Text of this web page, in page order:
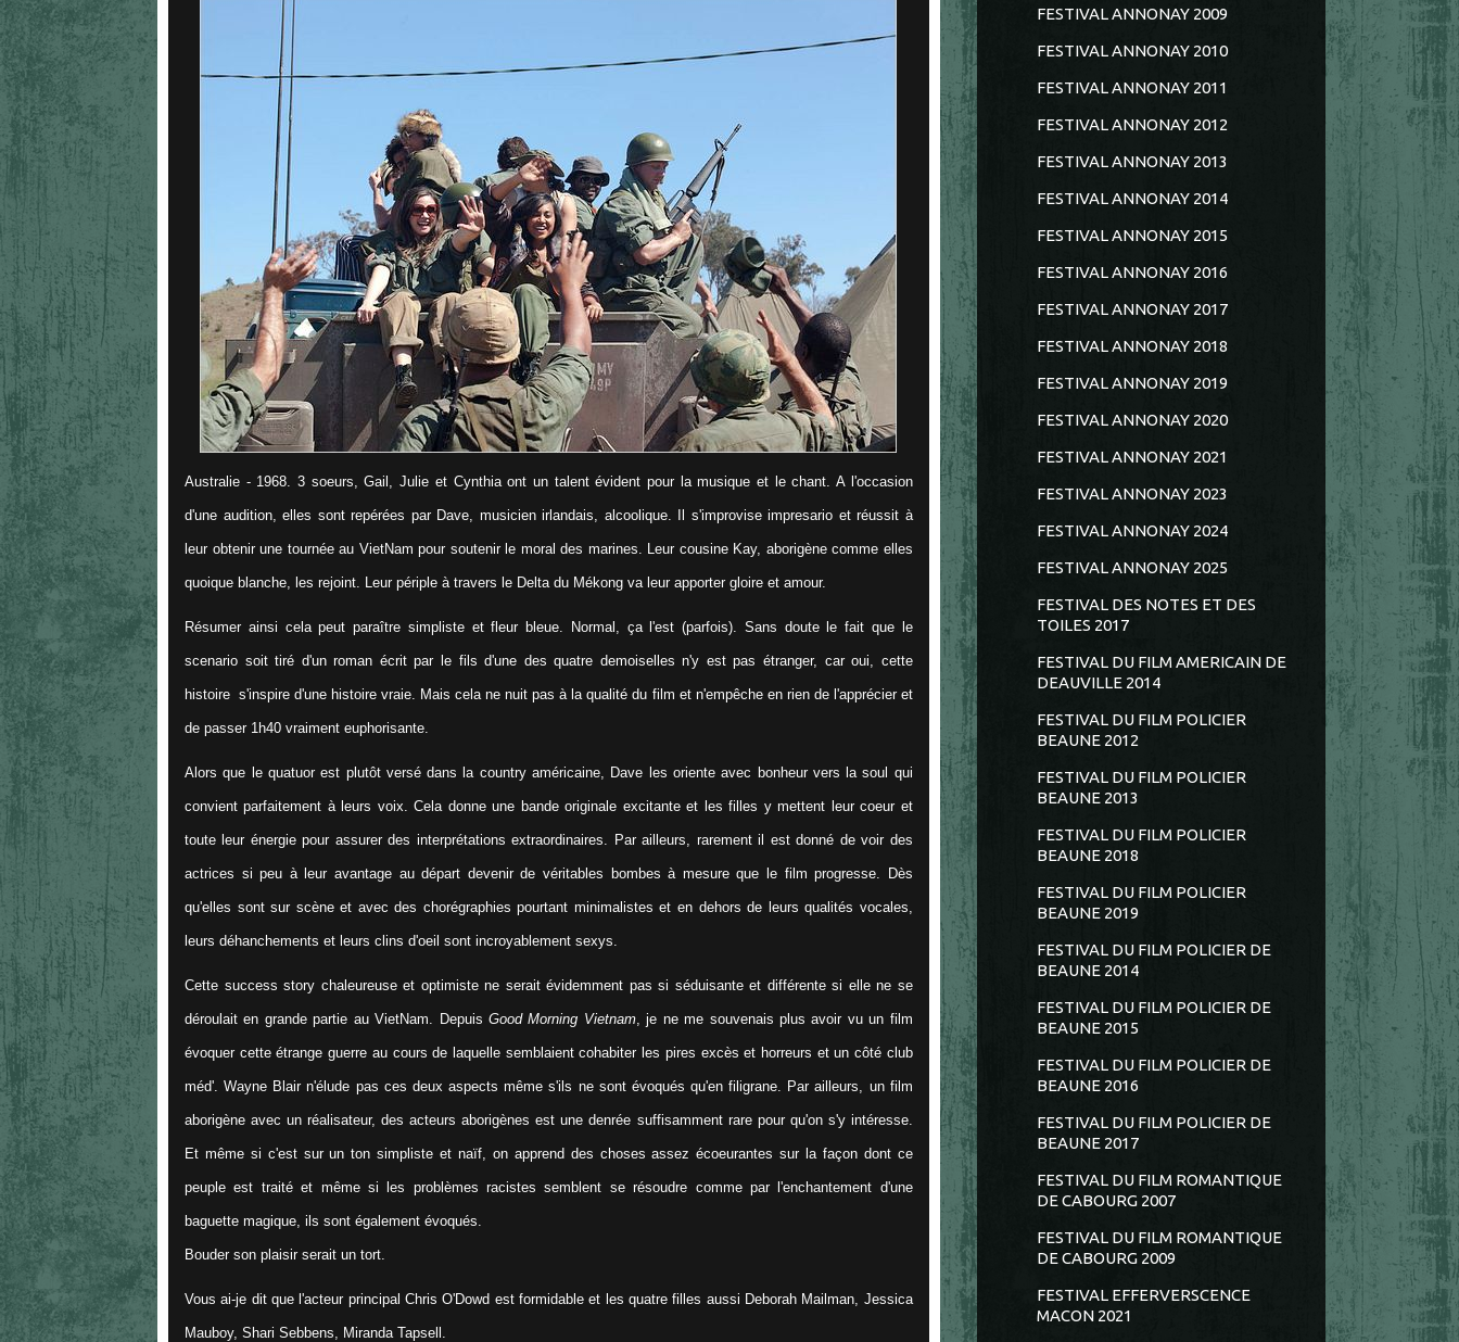
Australie - 1968. 3 soeurs, Gail, Julie et Cynthia ont un talent évident pour la musique et le chant. A l'occasion
d'une audition, elles sont repérées par Dave, musicien irlandais, alcoolique. Il s'improvise impresario et réussit à
leur obtenir une tournée au VietNam pour soutenir le moral des marines. Leur cousine Kay, aborigène comme elles
quoique blanche, les rejoint. Leur périple à travers le Delta du Mékong va leur apporter gloire et amour.
Résumer ainsi cela peut paraître simpliste et fleur bleue. Normal, ça l'est (parfois). Sans doute le fait que le
scenario soit tiré d'un roman écrit par le fils d'une des quatre demoiselles n'y est pas étranger, car oui, cette
histoire s'inspire d'une histoire vraie. Mais cela ne nuit pas à la qualité du film et n'empêche en rien de l'apprécier et
de passer 1h40 vraiment euphorisante.
Alors que le quatuor est plutôt versé dans la country américaine, Dave les oriente avec bonheur vers la soul qui
convient parfaitement à leurs voix. Cela donne une bande originale excitante et les filles y mettent leur coeur et
toute leur énergie pour assurer des interprétations extraordinaires. Par ailleurs, rarement il est donné de voir des
actrices si peu à leur avantage au départ devenir de véritables bombes à mesure que le film progresse. Dès
qu'elles sont sur scène et avec des chorégraphies pourtant minimalistes et en dehors de leurs qualités vocales,
leurs déhanchements et leurs clins d'oeil sont incroyablement sexys.
Cette success story chaleureuse et optimiste ne serait évidemment pas si séduisante et différente si elle ne se
déroulait en grande partie au VietNam. DepuisGood Morning Vietnam, je ne me souvenais plus avoir vu un film
évoquer cette étrange guerre au cours de laquelle semblaient cohabiter les pires excès et horreurs et un côté club
méd'. Wayne Blair n'élude pas ces deux aspects même s'ils ne sont évoqués qu'en filigrane. Par ailleurs, un film
aborigène avec un réalisateur, des acteurs aborigènes est une denrée suffisamment rare pour qu'on s'y intéresse.
Et même si c'est sur un ton simpliste et naïf, on apprend des choses assez écoeurantes sur la façon dont ce
peuple est traité et même si les problèmes racistes semblent se résoudre comme par l'enchantement d'une
baguette magique, ils sont également évoqués.
Bouder son plaisir serait un tort.
Vous ai-je dit que l'acteur principal Chris O'Dowd est formidable et les quatre filles aussi Deborah Mailman, Jessica
Mauboy, Shari Sebbens, Miranda Tapsell.
FESTIVAL ANNONAY 2009
FESTIVAL ANNONAY 2010
FESTIVAL ANNONAY 2011
FESTIVAL ANNONAY 2012
FESTIVAL ANNONAY 2013
FESTIVAL ANNONAY 2014
FESTIVAL ANNONAY 2015
FESTIVAL ANNONAY 2016
FESTIVAL ANNONAY 2017
FESTIVAL ANNONAY 2018
FESTIVAL ANNONAY 2019
FESTIVAL ANNONAY 2020
FESTIVAL ANNONAY 2021
FESTIVAL ANNONAY 2023
FESTIVAL ANNONAY 2024
FESTIVAL ANNONAY 2025
FESTIVAL DES NOTES ET DES
TOILES 2017
FESTIVAL DU FILM AMERICAIN DE
DEAUVILLE 2014
FESTIVAL DU FILM POLICIER
BEAUNE 2012
FESTIVAL DU FILM POLICIER
BEAUNE 2013
FESTIVAL DU FILM POLICIER
BEAUNE 2018
FESTIVAL DU FILM POLICIER
BEAUNE 2019
FESTIVAL DU FILM POLICIER DE
BEAUNE 2014
FESTIVAL DU FILM POLICIER DE
BEAUNE 2015
FESTIVAL DU FILM POLICIER DE
BEAUNE 2016
FESTIVAL DU FILM POLICIER DE
BEAUNE 2017
FESTIVAL DU FILM ROMANTIQUE
DE CABOURG 2007
FESTIVAL DU FILM ROMANTIQUE
DE CABOURG 2009
FESTIVAL EFFERVERSCENCE
MACON 2021